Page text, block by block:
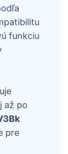
funkciu
až po
pre